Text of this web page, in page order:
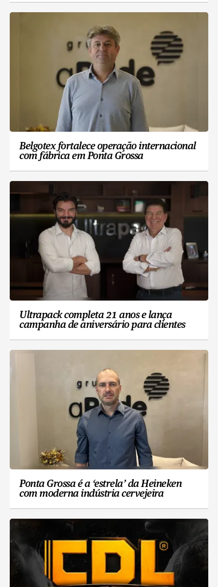
Belgotex fortalece operação internacional
com fábrica em Ponta Grossa
Ultrapack completa 21 anos e lança
campanha de aniversário para clientes
Ponta Grossa é a ‘estrela’ da Heineken
com moderna indústria cervejeira